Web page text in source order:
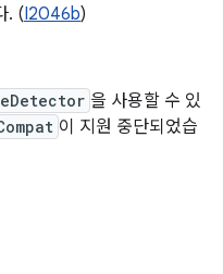
. (I2046b)
을 사용할 수 있
이 지원 중단되었습